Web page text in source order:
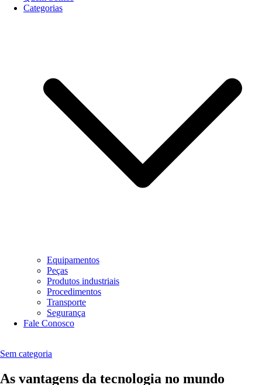
Categorias
Equipamentos
Peças
Produtos industriais
Procedimentos
Transporte
Segurança
Fale Conosco
Sem categoria
As vantagens da tecnologia no mundo